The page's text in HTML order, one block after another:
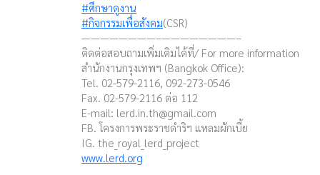
#ศึกษาดูงาน
#กิจกรรมเพื่อสังคม(CSR)
————————–————————–
ติดต่อสอบถามเพิ่มเติมได้ที่/ For more information
สำนักงานกรุงเทพฯ (Bangkok Office):
Tel. 02-579-2116, 092-273-0546
Fax. 02-579-2116 ต่อ 112
E-mail: lerd.in.th@gmail.com
FB. โครงการพระราชดำริฯ แหลมผักเบี้ย
IG. the_royal_lerd_project
www.lerd.org